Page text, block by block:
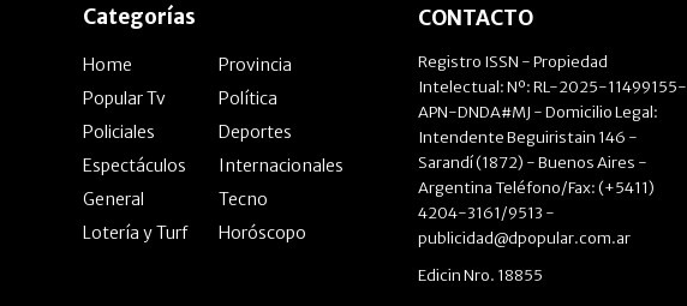
Categorías
Home
Provincia
Popular Tv
Política
Policiales
Deportes
Espectáculos
Internacionales
General
Tecno
Lotería y Turf
Horóscopo
CONTACTO
Registro ISSN - Propiedad
Intelectual: Nº: RL-2025-11499155-
APN-DNDA#MJ - Domicilio Legal:
Intendente Beguiristain 146 -
Sarandí (1872) - Buenos Aires -
Argentina Teléfono/Fax: (+5411)
4204-3161/9513 -
publicidad@dpopular.com.ar
Edicin Nro. 18855